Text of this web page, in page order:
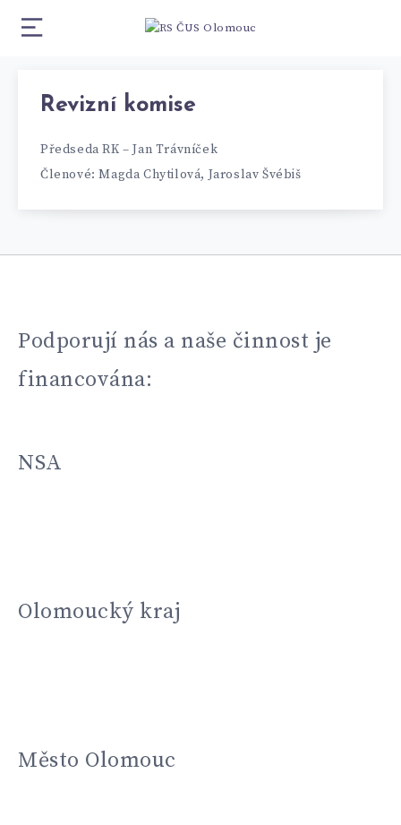
Revizní komise
Předseda RK – Jan Trávníček
Členové: Magda Chytilová, Jaroslav Švébiš
Podporují nás a naše činnost je
financována:
NSA
Olomoucký kraj
Město Olomouc